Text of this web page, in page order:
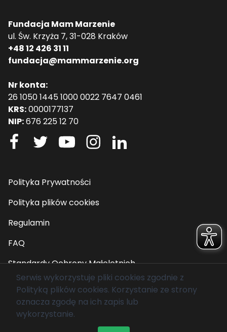
Fundacja Mam Marzenie
ul. Św. Krzyża 7, 31-028 Kraków
+48 12 426 31 11
fundacja@mammarzenie.org
Nr konta:
26 1050 1445 1000 0022 7647 0461
KRS:0000177137
NIP:676 225 12 70
Polityka Prywatności
Polityka plików cookies
Regulamin
FAQ
Standardy Ochrony Małoletnich
© 2026 Fundacja Mam Marzenie. Wszelkie prawa
zastrzeżone.
Serwis wykorzystuje pliki cookies zgodnie z
Polityką plików cookies. Korzystanie ze strony
oznacza zgodę na ich zapis lub
wykorzystanie.